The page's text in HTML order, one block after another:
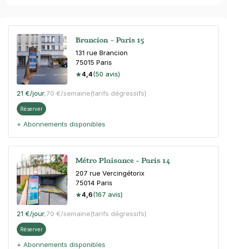
Brancion - Paris 15
131 rue Brancion
75015 Paris
4,4(50 avis)
21 €/jour,70 €/semaine(tarifs dégressifs)
Réserver
+ Abonnements disponibles
Métro Plaisance - Paris 14
207 rue Vercingétorix
75014 Paris
4,6(167 avis)
21 €/jour,70 €/semaine(tarifs dégressifs)
Réserver
+ Abonnements disponibles